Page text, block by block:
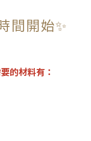
間開始✨
的材料有：